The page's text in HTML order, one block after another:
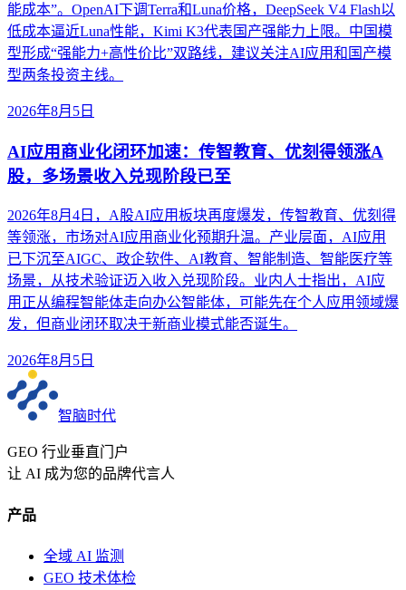
能成本”。OpenAI下调Terra和Luna价格，DeepSeek V4 Flash以
低成本逼近Luna性能，Kimi K3代表国产强能力上限。中国模
型形成“强能力+高性价比”双路线，建议关注AI应用和国产模
型两条投资主线。
2026年8月5日
AI应用商业化闭环加速：传智教育、优刻得领涨A
股，多场景收入兑现阶段已至
2026年8月4日，A股AI应用板块再度爆发，传智教育、优刻得
等领涨，市场对AI应用商业化预期升温。产业层面，AI应用
已下沉至AIGC、政企软件、AI教育、智能制造、智能医疗等
场景，从技术验证迈入收入兑现阶段。业内人士指出，AI应
用正从编程智能体走向办公智能体，可能先在个人应用领域爆
发，但商业闭环取决于新商业模式能否诞生。
2026年8月5日
智脑时代
GEO 行业垂直门户
让 AI 成为您的品牌代言人
产品
全域 AI 监测
GEO 技术体检